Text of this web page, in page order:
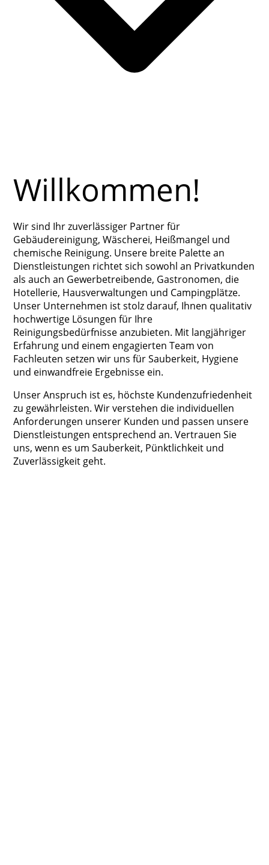
Willkommen!
Wir sind Ihr zuverlässiger Partner für
Gebäudereinigung, Wäscherei, Heißmangel und
chemische Reinigung. Unsere breite Palette an
Dienstleistungen richtet sich sowohl an Privatkunden
als auch an Gewerbetreibende, Gastronomen, die
Hotellerie, Hausverwaltungen und Campingplätze.
Unser Unternehmen ist stolz darauf, Ihnen qualitativ
hochwertige Lösungen für Ihre
Reinigungsbedürfnisse anzubieten. Mit langjähriger
Erfahrung und einem engagierten Team von
Fachleuten setzen wir uns für Sauberkeit, Hygiene
und einwandfreie Ergebnisse ein.
Unser Anspruch ist es, höchste Kundenzufriedenheit
zu gewährleisten. Wir verstehen die individuellen
Anforderungen unserer Kunden und passen unsere
Dienstleistungen entsprechend an. Vertrauen Sie
uns, wenn es um Sauberkeit, Pünktlichkeit und
Zuverlässigkeit geht.